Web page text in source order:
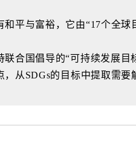
和平与富裕，它由“17个全
合国倡导的“可持续发展目
，从SDGs的目标中提取需